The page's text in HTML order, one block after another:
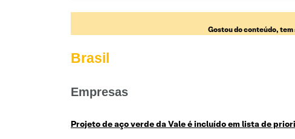
Gostou do conteúdo, tem
Brasil
Empresas
Projeto de aço verde da Vale é incluído em lista de